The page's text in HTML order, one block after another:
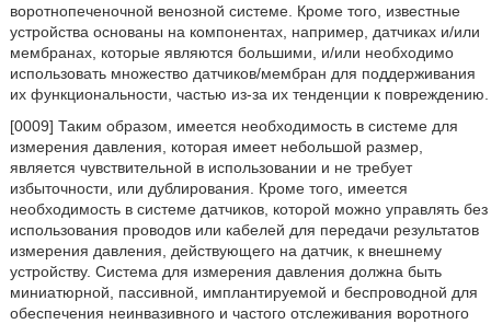
воротнопеченочной венозной системе. Кроме того, известные
устройства основаны на компонентах, например, датчиках и/или
мембранах, которые являются большими, и/или необходимо
использовать множество датчиков/мембран для поддерживания
их функциональности, частью из-за их тенденции к повреждению.
[0009] Таким образом, имеется необходимость в системе для
измерения давления, которая имеет небольшой размер,
является чувствительной в использовании и не требует
избыточности, или дублирования. Кроме того, имеется
необходимость в системе датчиков, которой можно управлять без
использования проводов или кабелей для передачи результатов
измерения давления, действующего на датчик, к внешнему
устройству. Система для измерения давления должна быть
миниатюрной, пассивной, имплантируемой и беспроводной для
обеспечения неинвазивного и частого отслеживания воротного